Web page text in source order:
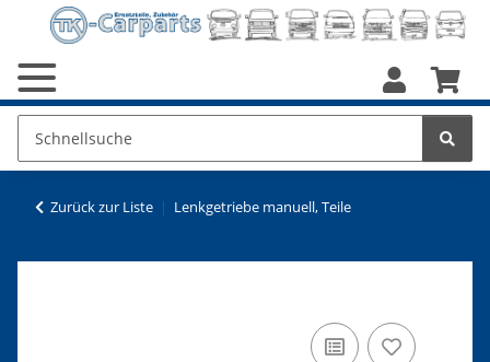
Zurück zur Liste Lenkgetriebe manuell, Teile